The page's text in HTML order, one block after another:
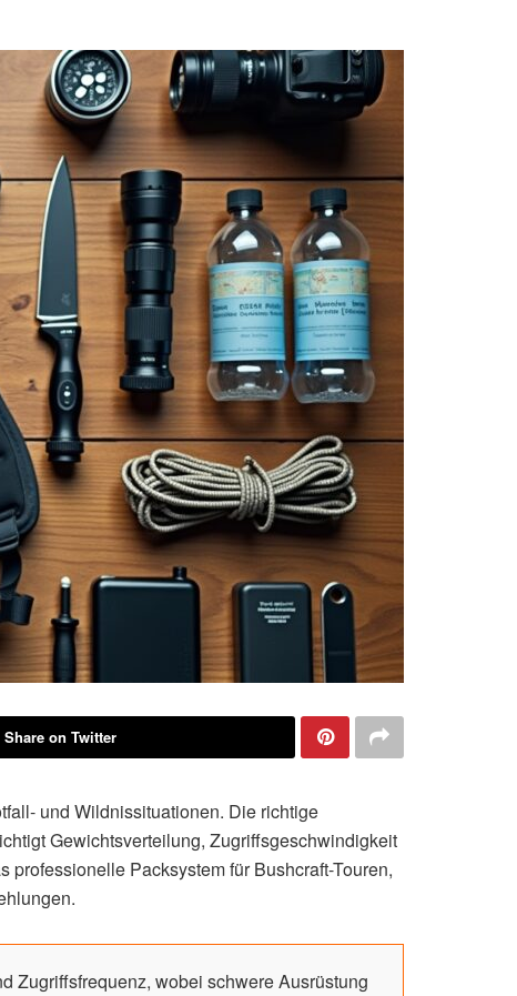
Share on Twitter
und Wildnissituationen. Die richtige
Gewichtsverteilung, Zugriffsgeschwindigkeit
Packsystem für Bushcraft-Touren,
Zugriffsfrequenz, wobei schwere Ausrüstung